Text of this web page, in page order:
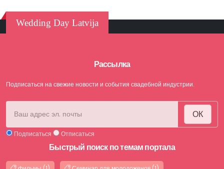
Wedding Day Latvija
Рассылка
Подписаться на свежие новости и события свадебной индустрии.
ОК
Подписаться Отписаться
Быстрый поиск по темам портала